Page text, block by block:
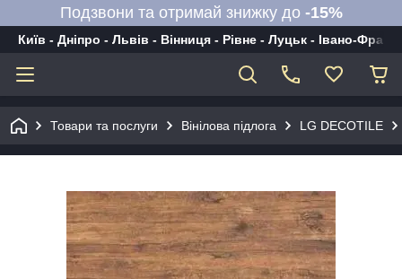
Подзвони та отримай знижку до -15%
Київ - Дніпро - Львів - Вінниця - Рівне - Луцьк - Івано-
Товари та послуги Вінілова підлога LG DECOTILE